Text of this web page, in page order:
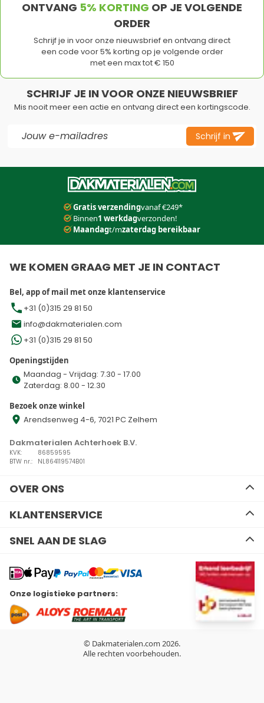
ONTVANG 5% KORTING OP JE VOLGENDE
ORDER
Schrijf je in voor onze nieuwsbrief en ontvang direct
een code voor 5% korting op je volgende order
met een max tot € 150
SCHRIJF JE IN VOOR ONZE NIEUWSBRIEF
Mis nooit meer een actie en ontvang direct een kortingscode.
Schrijf in
Gratis verzendingvanaf €249*
Binnen1 werkdagverzonden!
Maandagt/mzaterdag bereikbaar
WE KOMEN GRAAG MET JE IN CONTACT
Bel, app of mail met onze klantenservice
+31 (0)315 29 81 50
info@dakmaterialen.com
+31 (0)315 29 81 50
Openingstijden
Maandag - Vrijdag: 7.30 - 17.00
Zaterdag: 8.00 - 12.30
Bezoek onze winkel
Arendsenweg 4-6, 7021 PC Zelhem
Dakmaterialen Achterhoek B.V.
KVK:
86859595
BTW nr.:
NL864119574B01
OVER ONS
Ons team
Advies
Disclaimer
LinkedinFacebookYoutubeInstagram
KLANTENSERVICE
Zakelijk bestellen
Verzenden en retourneren
Betalen
SNEL AAN DE SLAG
Resitrix dakbedekking
Hertalan dakbedekking
Bitumen dakbedekking
Kunststof dakbedekking
Plat dak Isolatie
Gereedschap
Onze logistieke partners:
© Dakmaterialen.com 2026.
Alle rechten voorbehouden.